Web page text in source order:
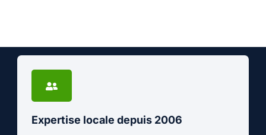
Expertise locale depuis 2006